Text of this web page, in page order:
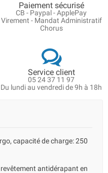
Paiement sécurisé
CB - Paypal - ApplePay
Virement - Mandat Administratif
Chorus
Service client
05 24 37 11 97
Du lundi au vendredi de 9h à 18h
capacité de charge: 250
antidérapant en